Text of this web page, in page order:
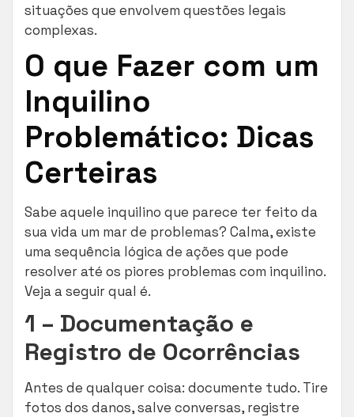
situações que envolvem questões legais
complexas.
O que Fazer com um
Inquilino
Problemático: Dicas
Certeiras
Sabe aquele inquilino que parece ter feito da
sua vida um mar de problemas? Calma, existe
uma sequência lógica de ações que pode
resolver até os piores problemas com inquilino.
Veja a seguir qual é.
1 – Documentação e
Registro de Ocorrências
Antes de qualquer coisa: documente tudo. Tire
fotos dos danos, salve conversas, registre